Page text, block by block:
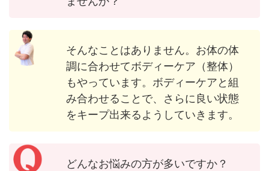
そんなことはありません。お体の体
調に合わせてボディーケア（整体）
もやっています。ボディーケアと組
み合わせることで、さらに良い状態
をキープ出来るようしていきます。
どんなお悩みの方が多いですか？